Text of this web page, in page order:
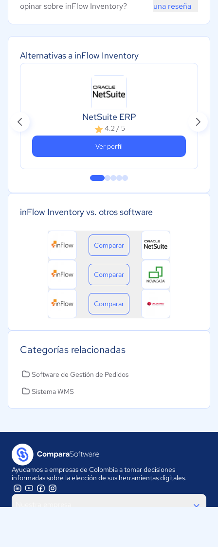
Alternativas a inFlow Inventory
NetSuite ERP
4.2 / 5
Ver perfil
inFlow Inventory vs. otros software
Comparar
Comparar
Comparar
Categorías relacionadas
Software de Gestión de Pedidos
Sistema WMS
opinar sobre inFlow Inventory?
una reseña
Ayudamos a empresas de Colombia a tomar decisiones
informadas sobre la elección de sus herramientas digitales.